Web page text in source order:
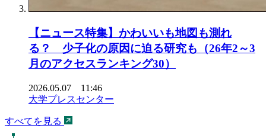
【ニュース特集】かわいいも地図も測れ
る？ 少子化の原因に迫る研究も（26年2～3
月のアクセスランキング30）
2026.05.07 11:46
大学プレスセンター
すべてを見る